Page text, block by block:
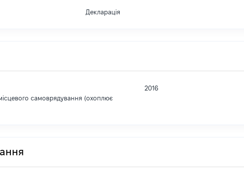
Декларація
самоврядування (охоплює
2016